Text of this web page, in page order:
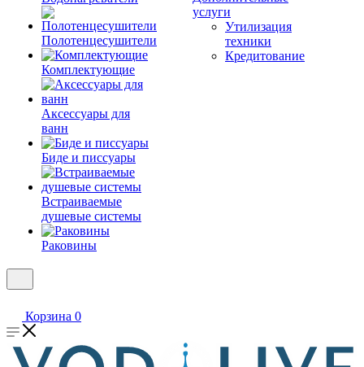
Полотенцесушители
Комплектующие
Аксессуары для
ванн
Биде и писсуары
Встраиваемые
душевые системы
Раковины
услуги
Утилизация
техники
Кредитование
Корзина 0